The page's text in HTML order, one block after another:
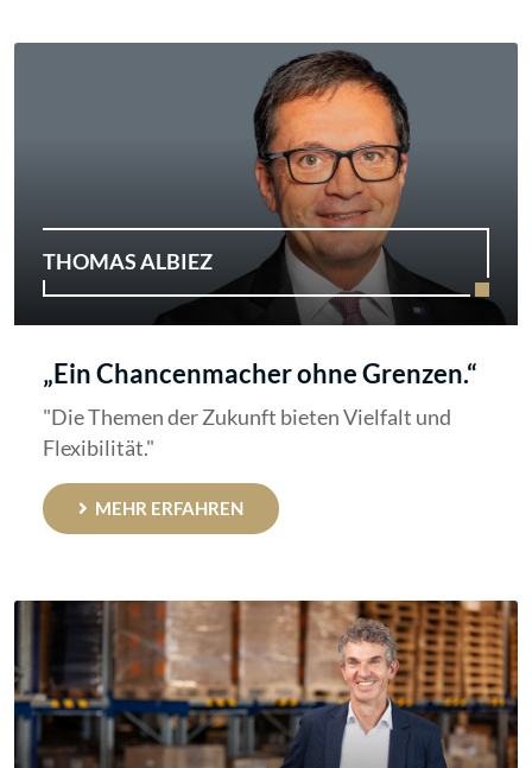
THOMAS ALBIEZ
„Ein Chancenmacher ohne Grenzen.“
"Die Themen der Zukunft bieten Vielfalt und
Flexibilität."
MEHR ERFAHREN